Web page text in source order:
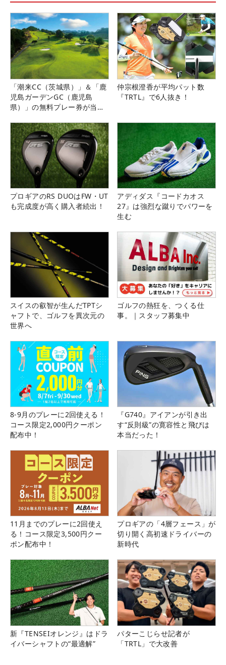
「潮来CC（茨城県）」＆「鹿
児島ガーデンGC（鹿児島
県）」の無料プレー券が当た
仲宗根澄香が平均パット数
『TRTL』で6人抜き！
プロギアのRS DUOはFW・UT
も完成度が高く購入者続出！
アディダス『コードカオス
27』は強烈な蹴りでパワーを
生む
スイスの叡智が生んだTPTシ
ャフトで、ゴルフを異次元の
世界へ
ゴルフの熱狂を、つくる仕
事。｜スタッフ募集中
8-9月のプレーに2回使える！
コース限定2,000円クーポン
配布中！
『G740』アイアンが引き出
す“反則級”の寛容性と飛びは
本当だった！
11月までのプレーに2回使え
る！コース限定3,500円クー
ポン配布中！
プロギアの「4層フェース」が
切り開く高初速ドライバーの
新時代
新『TENSEIオレンジ』はドラ
イバーシャフトの“最適解”
パターこじらせ記者が
「TRTL」で大改善